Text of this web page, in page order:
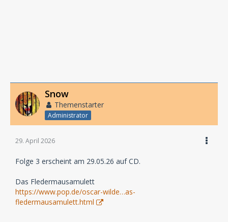
Snow
Themenstarter
Administrator
29. April 2026
Folge 3 erscheint am 29.05.26 auf CD.
Das Fledermausamulett
https://www.pop.de/oscar-wilde…as-
fledermausamulett.html